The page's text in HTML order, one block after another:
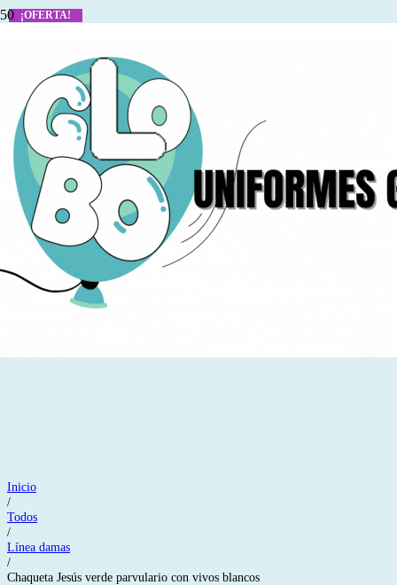
Inicio
/
Todos
/
Línea damas
/
Chaqueta Jesús verde parvulario con vivos blancos
¡OFERTA!
¡OFERTA!
¡OFERTA!